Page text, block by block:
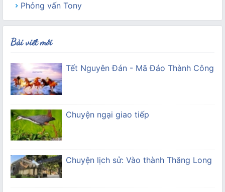
Phỏng vấn Tony
Bài viết mới
Tết Nguyên Đán - Mã Đáo Thành Công
Chuyện ngại giao tiếp
Chuyện lịch sử: Vào thành Thăng Long